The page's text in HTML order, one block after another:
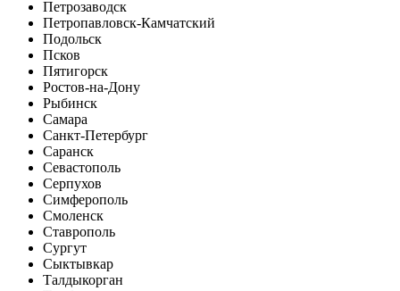
Петрозаводск
Петропавловск-Камчатский
Подольск
Псков
Пятигорск
Ростов-на-Дону
Рыбинск
Самара
Санкт-Петербург
Саранск
Севастополь
Серпухов
Симферополь
Смоленск
Ставрополь
Сургут
Сыктывкар
Талдыкорган